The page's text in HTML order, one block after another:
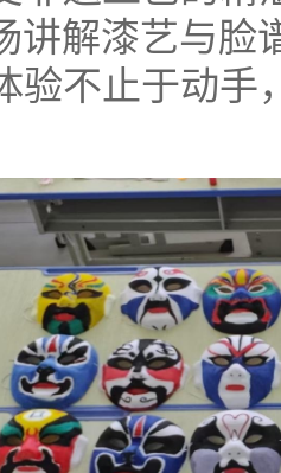
讲解漆艺与脸
验不止于动手